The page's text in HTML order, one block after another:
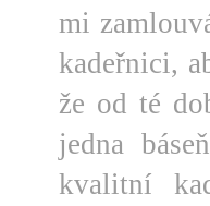
mi
kadeřnici,
že od té
jedna
kvalitní